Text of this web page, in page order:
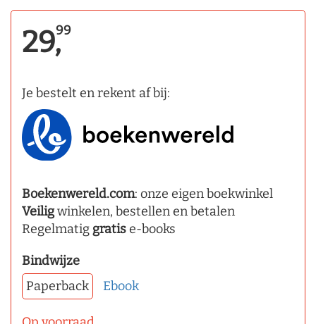
29,99
Je bestelt en rekent af bij:
Boekenwereld.com: onze eigen boekwinkel
Veiligwinkelen, bestellen en betalen
Regelmatig gratise-books
Bindwijze
Paperback
Ebook